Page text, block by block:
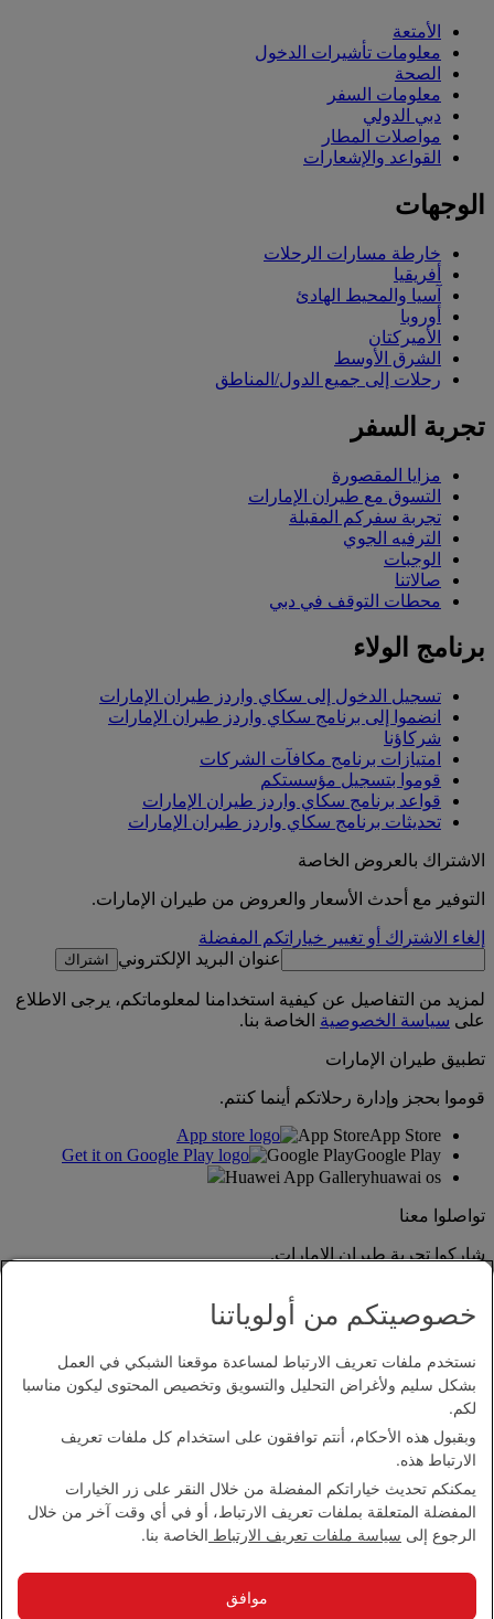
الأمتعة
معلومات تأشيرات الدخول
الصحة
معلومات السفر
دبي الدولي
مواصلات المطار
القواعد والإشعارات
الوجهات
خارطة مسارات الرحلات
أفريقيا
آسيا والمحيط الهادئ
أوروبا
الأميركتان
الشرق الأوسط
رحلات إلى جميع الدول/المناطق
تجربة السفر
مزايا المقصورة
التسوق مع طيران الإمارات
تجربة سفركم المقبلة
الترفيه الجوي
الوجبات
صالاتنا
محطات التوقف في دبي
برنامج الولاء
تسجيل الدخول إلى سكاي واردز طيران الإمارات
انضموا إلى برنامج سكاي واردز طيران الإمارات
شركاؤنا
امتيازات برنامج مكافآت الشركات
قوموا بتسجيل مؤسستكم
قواعد برنامج سكاي واردز طيران الإمارات
تحديثات برنامج سكاي واردز طيران الإمارات
الاشتراك بالعروض الخاصة
التوفير مع أحدث الأسعار والعروض من طيران الإمارات.
إلغاء الاشتراك أو تغيير خياراتكم المفضلة
عنوان البريد الإلكتروني
اشتراك
لمزيد من التفاصيل عن كيفية استخدامنا لمعلوماتكم، يرجى الاطلاع
على سياسة الخصوصية الخاصة بنا.
تطبيق طيران الإمارات
قوموا بحجز وإدارة رحلاتكم أينما كنتم.
App StoreApp Store
Google PlayGoogle Play
Huawei App Galleryhuawai os
تواصلوا معنا
شاركوا تجربة طيران الإمارات.
بيان إمكانية الدخول
اتصل بنا
سياسة الخصوصية
الشروط والأحكام
سياسة ملفات تعريف الارتباط
بيان الشفافية بموجب قانون مكافحة العبودية الحديثة
خصوصيتكم من أولوياتنا
نستخدم ملفات تعريف الارتباط لمساعدة موقعنا الشبكي في العمل
بشكل سليم ولأغراض التحليل والتسويق وتخصيص المحتوى ليكون مناسبا
لكم.
وبقبول هذه الأحكام، أنتم توافقون على استخدام كل ملفات تعريف
الارتباط هذه.
يمكنكم تحديث خياراتكم المفضلة من خلال النقر على زر الخيارات
المفضلة المتعلقة بملفات تعريف الارتباط، أو في أي وقت آخر من خلال
الرجوع إلى سياسة ملفات تعريف الارتباط الخاصة بنا.
موافق